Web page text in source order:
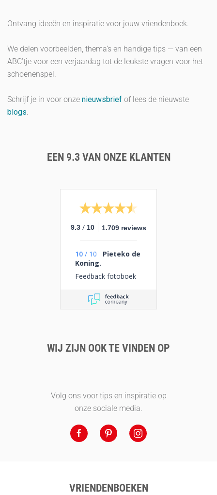
Ontvang ideeën en inspiratie voor jouw vriendenboek.
We delen voorbeelden, thema’s en handige tips — van een
ABC’tje voor een verjaardag tot de leukste vragen voor het
schoenenspel.
Schrijf je in voor onze nieuwsbrief of lees de nieuwste
blogs.
EEN 9.3 VAN ONZE KLANTEN
9.3 / 10 1.709 reviews
10 / 10
Pieteko de
Koning.
Feedback fotoboek
WIJ ZIJN OOK TE VINDEN OP
Volg ons voor tips en inspiratie op
onze sociale media.
VRIENDENBOEKEN